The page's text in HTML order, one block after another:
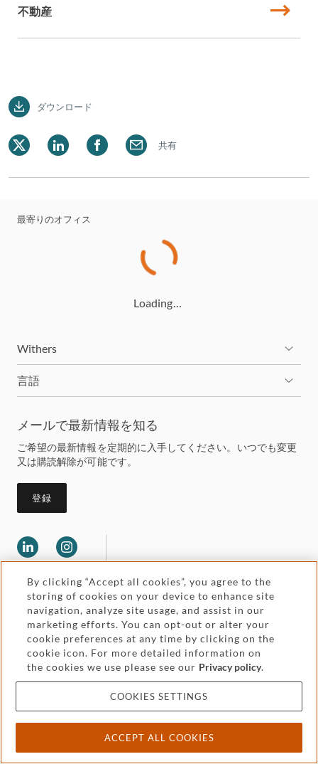
不動産
ダウンロード
共有
最寄りのオフィス
Loading…
Withers
言語
メールで最新情報を知る
ご希望の最新情報を定期的に入手してください。いつでも変更
又は購読解除が可能です。
登録
Legal and regulatory
Pricing
Cookies and privacy
Accessibility
Attorney advertising
By clicking “Accept all cookies”, you agree to the
storing of cookies on your device to enhance site
navigation, analyze site usage, and assist in our
marketing efforts. You can opt-out or alter your
cookie preferences at any time by clicking on the
cookie icon. For more detailed information on
the cookies we use please see our Privacy policy.
COOKIES SETTINGS
ACCEPT ALL COOKIES